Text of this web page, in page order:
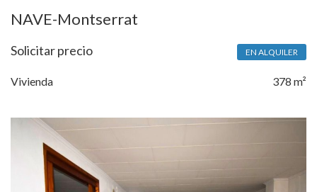
NAVE-Montserrat
Solicitar precio EN ALQUILER
Vivienda 378 m²